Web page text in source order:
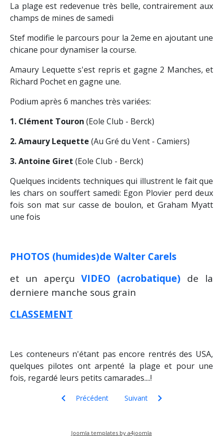
La plage est redevenue très belle, contrairement aux
champs de mines de samedi
Stef modifie le parcours pour la 2eme en ajoutant une
chicane pour dynamiser la course.
Amaury Lequette s'est repris et gagne 2 Manches, et
Richard Pochet en gagne une.
Podium après 6 manches très variées:
1. Clément Touron (Eole Club - Berck)
2. Amaury Lequette (Au Gré du Vent - Camiers)
3. Antoine Giret (Eole Club - Berck)
Quelques incidents techniques qui illustrent le fait que
les chars on souffert samedi: Egon Plovier perd deux
fois son mat sur casse de boulon, et Graham Myatt
une fois
PHOTOS (humides)de Walter Carels
et un aperçu VIDEO (acrobatique) de la
derniere manche sous grain
CLASSEMENT
Les conteneurs n'étant pas encore rentrés des USA,
quelques pilotes ont arpenté la plage et pour une
fois, regardé leurs petits camarades....!
Article précédent : POTJES REGATTA 2014
Précédent Article suivant : Préparation
Suivant
Joomla templates by a4joomla